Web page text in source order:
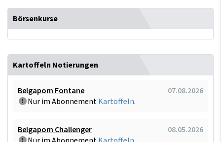
Börsenkurse
Kartoffeln Notierungen
Belgapom Fontane
07.08.2026
Nur im AbonnementKartoffeln.
Belgapom Challenger
08.05.2026